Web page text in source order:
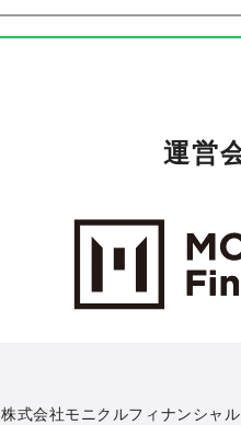
運営
Monicle
株式会社モニクルフィナンシャル